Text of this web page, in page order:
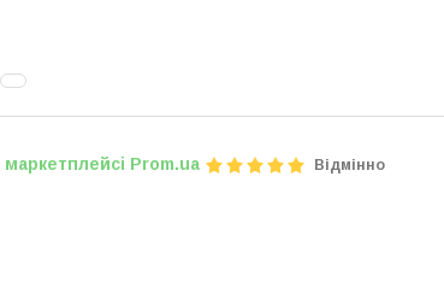
маркетплейсі Prom.ua Відмінно